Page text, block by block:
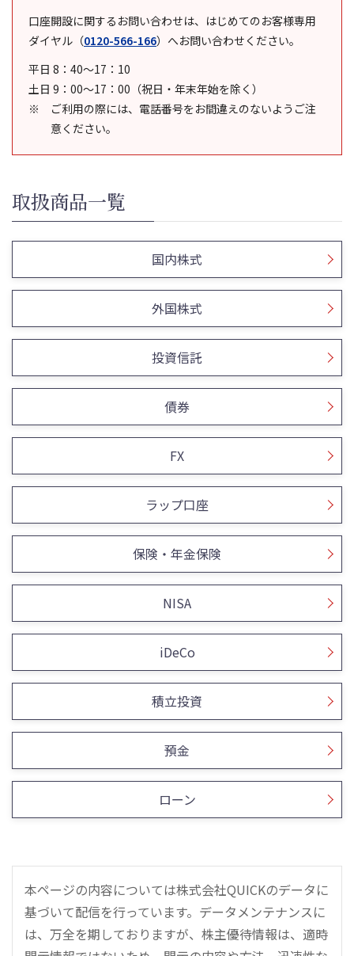
口座開設に関するお問い合わせは、はじめてのお客様専用
ダイヤル （0120-566-166） へお問い合わせください。
平日 8：40～17：10
土日 9：00～17：00（祝日・年末年始を除く）
ご利用の際には、電話番号をお間違えのないようご注
意ください。
取扱商品一覧
国内株式
外国株式
投資信託
債券
FX
ラップ口座
保険・年金保険
NISA
iDeCo
積立投資
預金
ローン
本ページの内容については株式会社QUICKのデータに
基づいて配信を行っています。データメンテナンスに
は、万全を期しておりますが、株主優待情報は、適時